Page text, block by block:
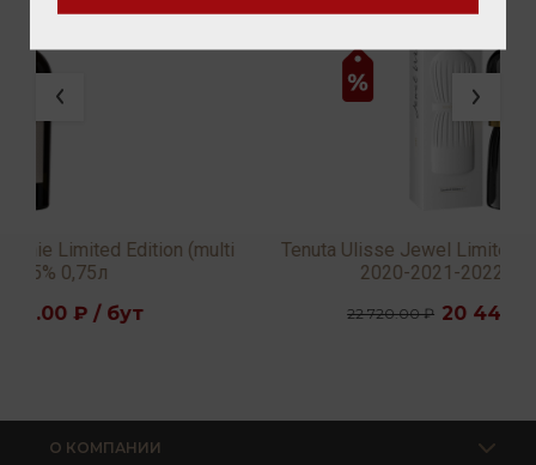
Tenuta Ulisse Jewel Limited Edition 1st Release
2020-2021-2022 15,5% 0,75л
20 448.00 ₽ / бут
О КОМПАНИИ